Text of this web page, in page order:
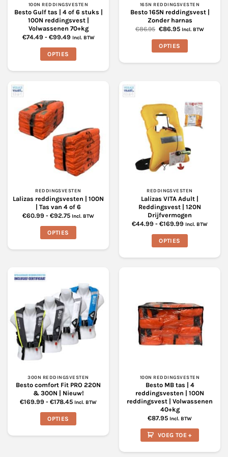
productpagina
productpagina
100N REDDINGSVESTEN
Besto Gulf tas | 4 of 6 stuks |
100N reddingsvest |
Volwassenen 70+kg
€74.49 - €99.49Prijsklasse:
tot
Incl. BTW
OPTIES
variaties.
Deze
optie
kan
gekozen
worden
op
productpagina
165N REDDINGSVESTEN
Besto 165N reddingsvest |
Zonder harnas
€86.95 Oorspronkelijke
was:
€86.95.
€86.95Huidige
is:
€86.95.
Incl. BTW
OPTIES
Deze
optie
kan
gekozen
worden
op
REDDINGSVESTEN
Lalizas reddingsvesten | 100N
| Tas van 4 of 6
€60.99 - €92.75Prijsklasse:
tot
Incl. BTW
OPTIES
variaties.
Deze
optie
kan
gekozen
worden
op
REDDINGSVESTEN
Lalizas VITA Adult |
Reddingsvest | 120N
Drijfvermogen
€44.99 - €169.99Prijsklasse:
tot
Incl. BTW
OPTIES
Deze
optie
kan
gekozen
worden
productpagina
300N REDDINGSVESTEN
Besto comfort Fit PRO 220N
& 300N | Nieuw!
€169.99 - €178.45Prijsklasse:
tot
Incl. BTW
OPTIES
100N REDDINGSVESTEN
Besto MB tas | 4
reddingsvesten | 100N
reddingsvest | Volwassenen
40+kg
€87.95 Incl. BTW
VOEG TOE +